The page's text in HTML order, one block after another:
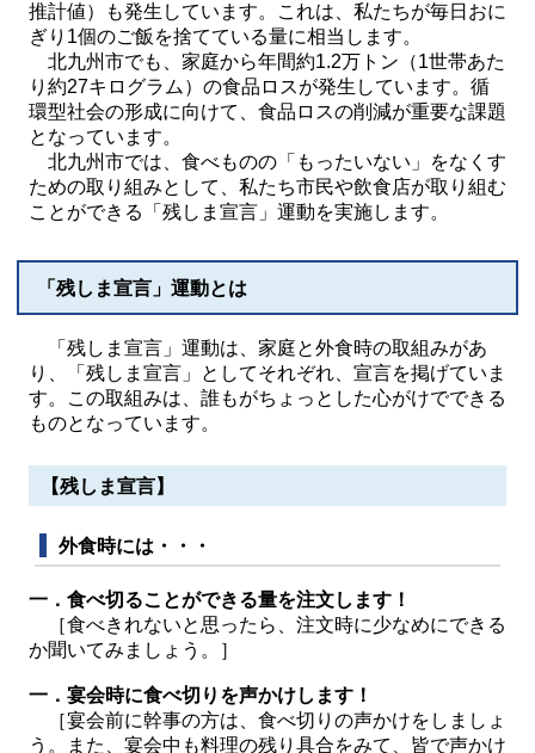
推計値）も発生しています。これは、私たちが毎日おに
ぎり1個のご飯を捨てている量に相当します。
北九州市でも、家庭から年間約1.2万トン（1世帯あた
り約27キログラム）の食品ロスが発生しています。循
環型社会の形成に向けて、食品ロスの削減が重要な課題
となっています。
北九州市では、食べものの「もったいない」をなくす
ための取り組みとして、私たち市民や飲食店が取り組む
ことができる「残しま宣言」運動を実施します。
「残しま宣言」運動とは
「残しま宣言」運動は、家庭と外食時の取組みがあ
り、「残しま宣言」としてそれぞれ、宣言を掲げていま
す。この取組みは、誰もがちょっとした心がけでできる
ものとなっています。
【残しま宣言】
外食時には・・・
一．食べ切ることができる量を注文します！
［食べきれないと思ったら、注文時に少なめにできる
か聞いてみましょう。］
一．宴会時に食べ切りを声かけします！
［宴会前に幹事の方は、食べ切りの声かけをしましょ
う。また、宴会中も料理の残り具合をみて、皆で声かけ